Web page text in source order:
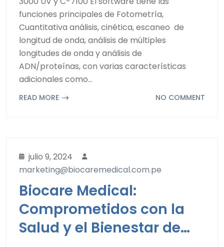
funciones principales de Fotometría,
Cuantitativa análisis, cinética, escaneo de
longitud de onda, análisis de múltiples
longitudes de onda y análisis de
ADN/proteínas, con varias características
adicionales como…
READ MORE NO COMMENT
julio 9, 2024
marketing@biocaremedical.com.pe
Biocare Medical:
Comprometidos con la
Salud y el Bienestar de…